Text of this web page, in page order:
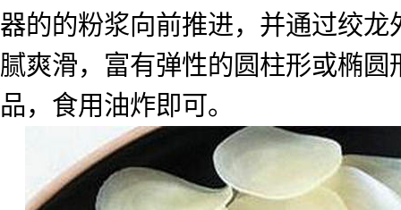
器的的粉浆向前推进，并通过绞
腻爽滑，富有弹性的圆柱形或椭
品，食用油炸即可。